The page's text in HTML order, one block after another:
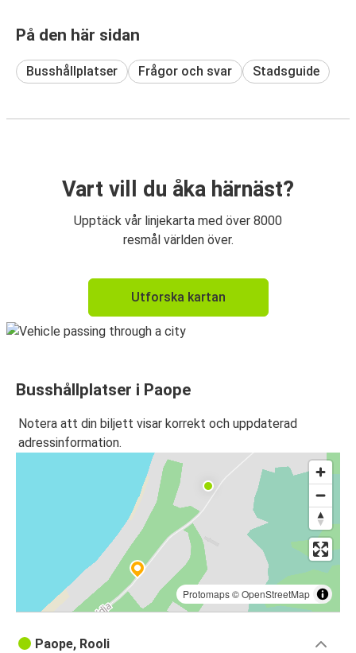
På den här sidan
Busshållplatser Frågor och svar Stadsguide
Vart vill du åka härnäst?
Upptäck vår linjekarta med över 8000
resmål världen över.
Utforska kartan
Busshållplatser i Paope
Notera att din biljett visar korrekt och uppdaterad
adressinformation.
Protomaps©OpenStreetMap
Paope, Rooli